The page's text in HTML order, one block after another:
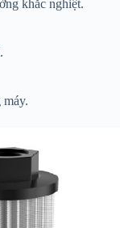
khắc nghiệt.